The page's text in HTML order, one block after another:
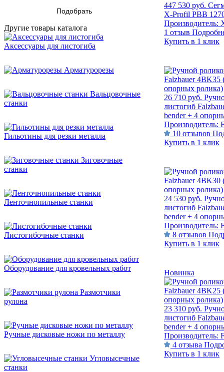
Подобрать
Другие товары каталога
Аксессуары для листогиба
Арматурорезы
Вальцовочные
станки
Гильотины для резки металла
Зиговочные
станки
Ленточнопильные станки
Листогибочные станки
Оборудование для кровельных работ
Размотчики
рулона
Ручные дисковые ножи по металлу
Угловысечные
станки
447 530 руб.
X-Profil PBB
Производитель:
1 отзыв
Купить в 1 клик
26 710 руб.
листогиб
bender + 4
Производитель:
10 отзывов
Купить в 1 клик
24 530 руб.
листогиб
bender + 4
Производитель:
8 отзывов
Купить в 1 клик
Новинка
23 310 руб.
листогиб
bender + 4
Производитель:
4 отзыва
Купить в 1 клик